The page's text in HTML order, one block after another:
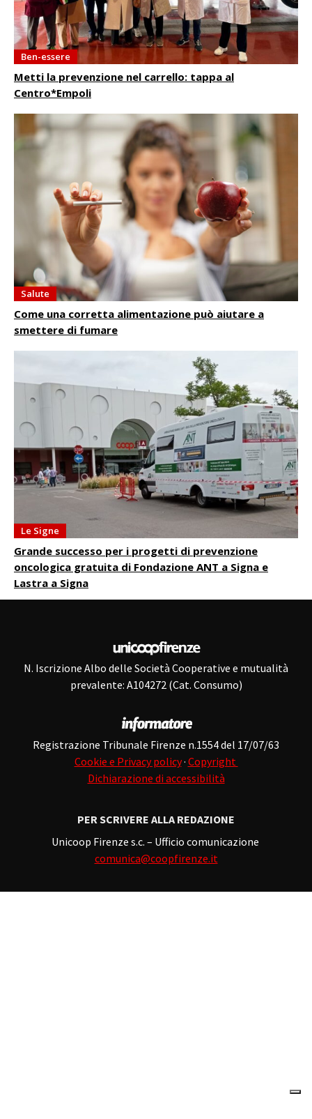
Ben-essere
Metti la prevenzione nel carrello: tappa al
Centro*Empoli
Salute
Come una corretta alimentazione può aiutare a
smettere di fumare
Le Signe
Grande successo per i progetti di prevenzione
oncologica gratuita di Fondazione ANT a Signa e
Lastra a Signa
N. Iscrizione Albo delle Società Cooperative e mutualità
prevalente: A104272 (Cat. Consumo)
Registrazione Tribunale Firenze n.1554 del 17/07/63
Cookie e Privacy policy· Copyright
Dichiarazione di accessibilità
PER SCRIVERE ALLA REDAZIONE
Unicoop Firenze s.c. – Ufficio comunicazione
comunica@coopfirenze.it